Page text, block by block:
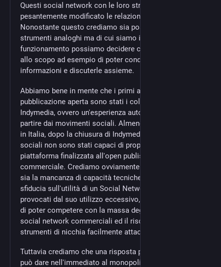
Questi social network con le loro strategie hanno
pesantemente modificato le relazioni sociali.
Nonostante questo crediamo sia possibile utilizzare
strumenti analoghi ma di cui siamo in controllo e il cui
funzionamento possiamo decidere collettivamente,
allo scopo ad esempio di poter condividere
informazioni e discuterle assieme.
Abbiamo bene in mente che i primi a credere nella
pubblicazione aperta sono stati i collettivi di
Indymedia, ovvero un'esperienza autogestita nata a
partire dai movimenti sociali. Almeno da diversi anni,
in Italia, dopo la chiusura di Indymedia i movimenti
sociali non sono stati capaci di proporre una
piattaforma finalizzata all'open publishing non
commerciale. Crediamo ovviamente che il motivo non
sia la mancanza di capacità tecniche, ma (forse) la
sfiducia sull'utilità di un Social Network, sui danni
provocati dal suo utilizzo eccessivo, sull'impossibilità
di poter competere con la massa degli utenti dei
social network commerciali ed il rischio di divenater
strumenti di nicchia facilmente attaccabili.
Tuttavia crediamo che una risposta possibile che si
può dare nell'immediato al monopolio incontrastato